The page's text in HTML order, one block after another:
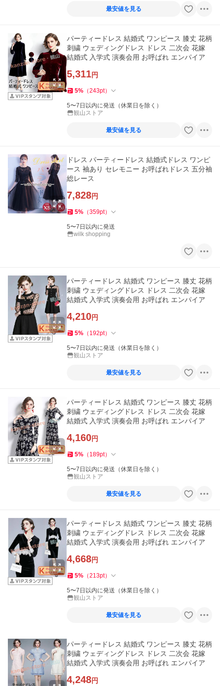
最安値を見る
パーティードレス 結婚式 ワンピース 膝丈 花柄
刺繍 ウェディングドレス ドレス 二次会 花嫁
結婚式 入学式 演奏会用 お呼ばれ エンパイア
5,311円
5% （243pt）
5〜7日以内に発送（休業日を除く）
観山ストア
最安値を見る
ドレス パーティードレス 結婚式ドレス ワンピ
ース 袖あり セレモニー お呼ばれドレス 五分袖
総レース
7,828円
5% （359pt）
5〜7日以内に発送
wilk shopping
パーティードレス 結婚式 ワンピース 膝丈 花柄
刺繍 ウェディングドレス ドレス 二次会 花嫁
結婚式 入学式 演奏会用 お呼ばれ エンパイア
4,210円
5% （ 192pt）
5〜7日以内に発送（休業日を除く）
観山ストア
最安値を見る
パーティードレス 結婚式 ワンピース 膝丈 花柄
刺繍 ウェディングドレス ドレス 二次会 花嫁
結婚式 入学式 演奏会用 お呼ばれ エンパイア
4,160円
5% （ 189pt）
5〜7日以内に発送（休業日を除く）
観山ストア
最安値を見る
パーティードレス 結婚式 ワンピース 膝丈 花柄
刺繍 ウェディングドレス ドレス 二次会 花嫁
結婚式 入学式 演奏会用 お呼ばれ エンパイア
4,668円
5% （213pt）
5〜7日以内に発送（休業日を除く）
観山ストア
最安値を見る
パーティードレス 結婚式 ワンピース 膝丈 花柄
刺繍 ウェディングドレス ドレス 二次会 花嫁
結婚式 入学式 演奏会用 お呼ばれ エンパイア
4,248円